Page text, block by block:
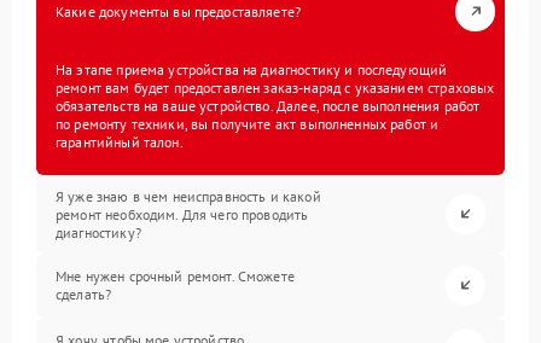
Какие документы вы предоставляете?
На этапе приема устройства на диагностику и последующий
ремонт вам будет предоставлен заказ-наряд с указанием страховых
обязательств на ваше устройство. Далее, после выполнения работ
по ремонту техники, вы получите акт выполненных работ и
гарантийный талон.
Я уже знаю в чем неисправность и какой
ремонт необходим. Для чего проводить
диагностику?
Мне нужен срочный ремонт. Сможете
сделать?